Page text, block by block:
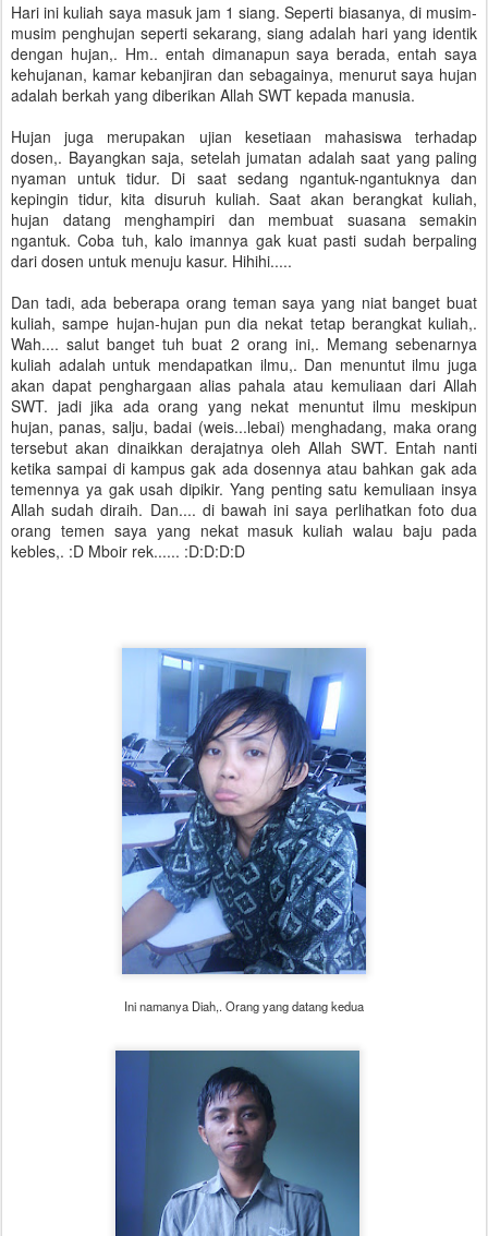
Hari ini kuliah saya masuk jam 1 siang. Seperti biasanya, di musim-
musim penghujan seperti sekarang, siang adalah hari yang identik
dengan hujan,. Hm.. entah dimanapun saya berada, entah saya
kehujanan, kamar kebanjiran dan sebagainya, menurut saya hujan
adalah berkah yang diberikan Allah SWT kepada manusia.
Hujan juga merupakan ujian kesetiaan mahasiswa terhadap
dosen,. Bayangkan saja, setelah jumatan adalah saat yang paling
nyaman untuk tidur. Di saat sedang ngantuk-ngantuknya dan
kepingin tidur, kita disuruh kuliah. Saat akan berangkat kuliah,
hujan datang menghampiri dan membuat suasana semakin
ngantuk. Coba tuh, kalo imannya gak kuat pasti sudah berpaling
dari dosen untuk menuju kasur. Hihihi.....
Dan tadi, ada beberapa orang teman saya yang niat banget buat
kuliah, sampe hujan-hujan pun dia nekat tetap berangkat kuliah,.
Wah.... salut banget tuh buat 2 orang ini,. Memang sebenarnya
kuliah adalah untuk mendapatkan ilmu,. Dan menuntut ilmu juga
akan dapat penghargaan alias pahala atau kemuliaan dari Allah
SWT. jadi jika ada orang yang nekat menuntut ilmu meskipun
hujan, panas, salju, badai (weis...lebai) menghadang, maka orang
tersebut akan dinaikkan derajatnya oleh Allah SWT. Entah nanti
ketika sampai di kampus gak ada dosennya atau bahkan gak ada
temennya ya gak usah dipikir. Yang penting satu kemuliaan insya
Allah sudah diraih. Dan.... di bawah ini saya perlihatkan foto dua
orang temen saya yang nekat masuk kuliah walau baju pada
kebles,. :D Mboir rek...... :D:D:D:D
Ini namanya Diah,. Orang yang datang kedua